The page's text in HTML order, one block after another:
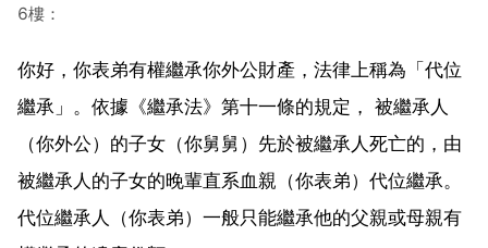
6樓：
你好，你表弟有權繼承你外公財產，法律上稱為「代位
繼承」。依據《繼承法》第十一條的規定， 被繼承人
（你外公）的子女（你舅舅）先於被繼承人死亡的，由
被繼承人的子女的晚輩直系血親（你表弟）代位繼承。
代位繼承人（你表弟）一般只能繼承他的父親或母親有